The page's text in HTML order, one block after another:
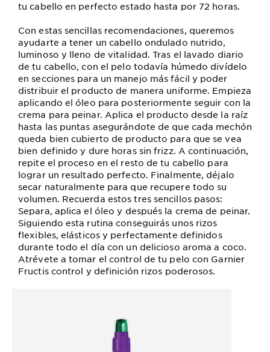
tu cabello en perfecto estado hasta por 72 horas.
Con estas sencillas recomendaciones, queremos
ayudarte a tener un cabello ondulado nutrido,
luminoso y lleno de vitalidad. Tras el lavado diario
de tu cabello, con el pelo todavía húmedo divídelo
en secciones para un manejo más fácil y poder
distribuir el producto de manera uniforme. Empieza
aplicando el óleo para posteriormente seguir con la
crema para peinar. Aplica el producto desde la raíz
hasta las puntas asegurándote de que cada mechón
queda bien cubierto de producto para que se vea
bien definido y dure horas sin frizz. A continuación,
repite el proceso en el resto de tu cabello para
lograr un resultado perfecto. Finalmente, déjalo
secar naturalmente para que recupere todo su
volumen. Recuerda estos tres sencillos pasos:
Separa, aplica el óleo y después la crema de peinar.
Siguiendo esta rutina conseguirás unos rizos
flexibles, elásticos y perfectamente definidos
durante todo el día con un delicioso aroma a coco.
Atrévete a tomar el control de tu pelo con Garnier
Fructis control y definición rizos poderosos.